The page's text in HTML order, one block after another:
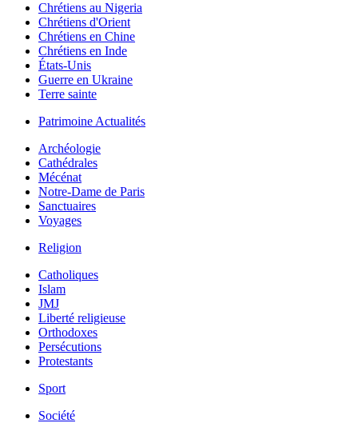
Chrétiens au Nigeria
Chrétiens d'Orient
Chrétiens en Chine
Chrétiens en Inde
États-Unis
Guerre en Ukraine
Terre sainte
Patrimoine Actualités
Archéologie
Cathédrales
Mécénat
Notre-Dame de Paris
Sanctuaires
Voyages
Religion
Catholiques
Islam
JMJ
Liberté religieuse
Orthodoxes
Persécutions
Protestants
Sport
Société